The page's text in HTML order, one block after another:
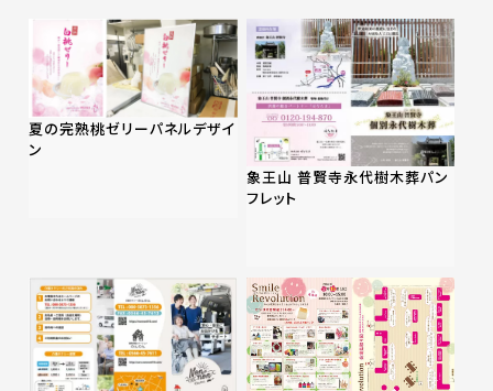
夏の完熟桃ゼリーパネルデザイ
ン
象王山 普賢寺永代樹木葬パン
フレット